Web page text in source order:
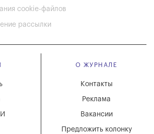
cookie-файлов
рассылки
О ЖУРНАЛЕ
Вакансии
Реклама
Контакты
Предложить колонку